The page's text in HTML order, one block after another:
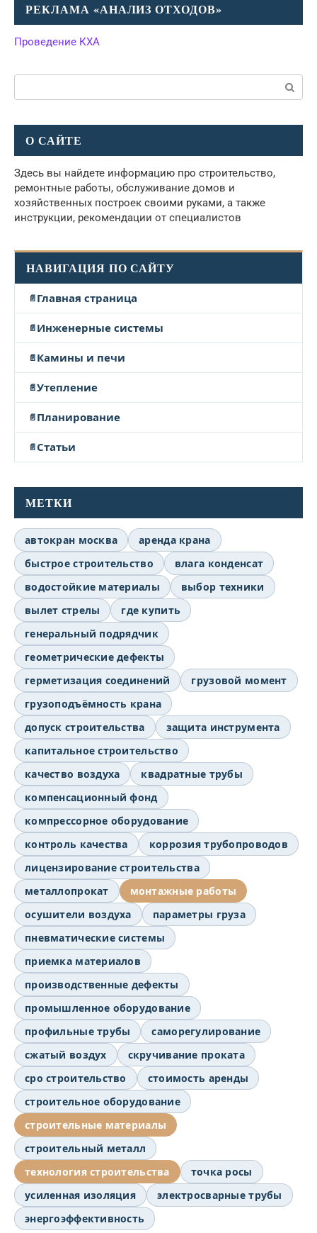
РЕКЛАМА «АНАЛИЗ ОТХОДОВ»
Проведение КХА
О САЙТЕ
Здесь вы найдете информацию про строительство,
ремонтные работы, обслуживание домов и
хозяйственных построек своими руками, а также
инструкции, рекомендации от специалистов
НАВИГАЦИЯ ПО САЙТУ
Главная страница
Инженерные системы
Камины и печи
Утепление
Планирование
Статьи
МЕТКИ
автокран москва
аренда крана
быстрое строительство
влага конденсат
водостойкие материалы
выбор техники
вылет стрелы
где купить
генеральный подрядчик
геометрические дефекты
герметизация соединений
грузовой момент
грузоподъёмность крана
допуск строительства
защита инструмента
капитальное строительство
качество воздуха
квадратные трубы
компенсационный фонд
компрессорное оборудование
контроль качества
коррозия трубопроводов
лицензирование строительства
металлопрокат
монтажные работы
осушители воздуха
параметры груза
пневматические системы
приемка материалов
производственные дефекты
промышленное оборудование
профильные трубы
саморегулирование
сжатый воздух
скручивание проката
сро строительство
стоимость аренды
строительное оборудование
строительные материалы
строительный металл
технология строительства
точка росы
усиленная изоляция
электросварные трубы
энергоэффективность